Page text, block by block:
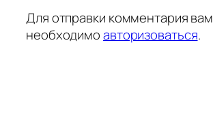
Для отправки комментария вам
необходимоавторизоваться.